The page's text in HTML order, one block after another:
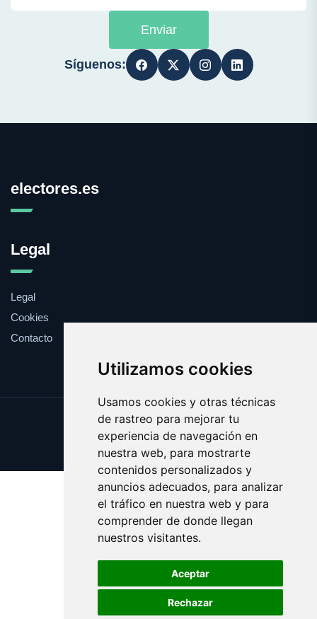
Utilizamos cookies
Usamos cookies y otras técnicas
de rastreo para mejorar tu
experiencia de navegación en
nuestra web, para mostrarte
contenidos personalizados y
anuncios adecuados, para analizar
el tráfico en nuestra web y para
comprender de donde llegan
nuestros visitantes.
Aceptar
Rechazar
Enviar
Síguenos:
electores.es
Legal
Legal
Cookies
Contacto
Update cookies preferences
Copyright © 2025 electores.es